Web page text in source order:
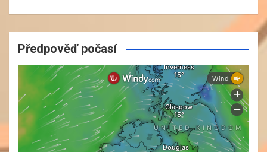
Předpověď počasí